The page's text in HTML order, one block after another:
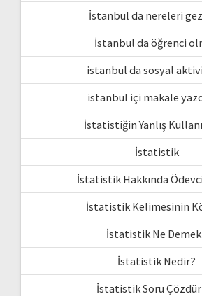
İstanbul da nereleri
İstanbul da öğrenci
istanbul da sosyal
istanbul içi makale
İstatistiğin Yanlış
İstatistik
İstatistik Hakkında
İstatistik Kelimesinin
İstatistik Ne
İstatistik Nedir?
İstatistik Soru